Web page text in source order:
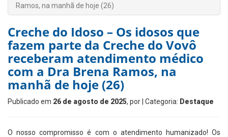
Ramos, na manhã de hoje (26)
Creche do Idoso – Os idosos que
fazem parte da Creche do Vovô
receberam atendimento médico
com a Dra Brena Ramos, na
manhã de hoje (26)
Publicado em 26 de agosto de 2025, por | Categoria: Destaque
O nosso compromisso é com o atendimento humanizado! Os